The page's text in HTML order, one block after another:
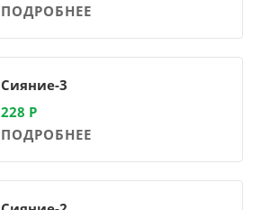
ПОДРОБНЕЕ
Сияние-3
228 Р
ПОДРОБНЕЕ